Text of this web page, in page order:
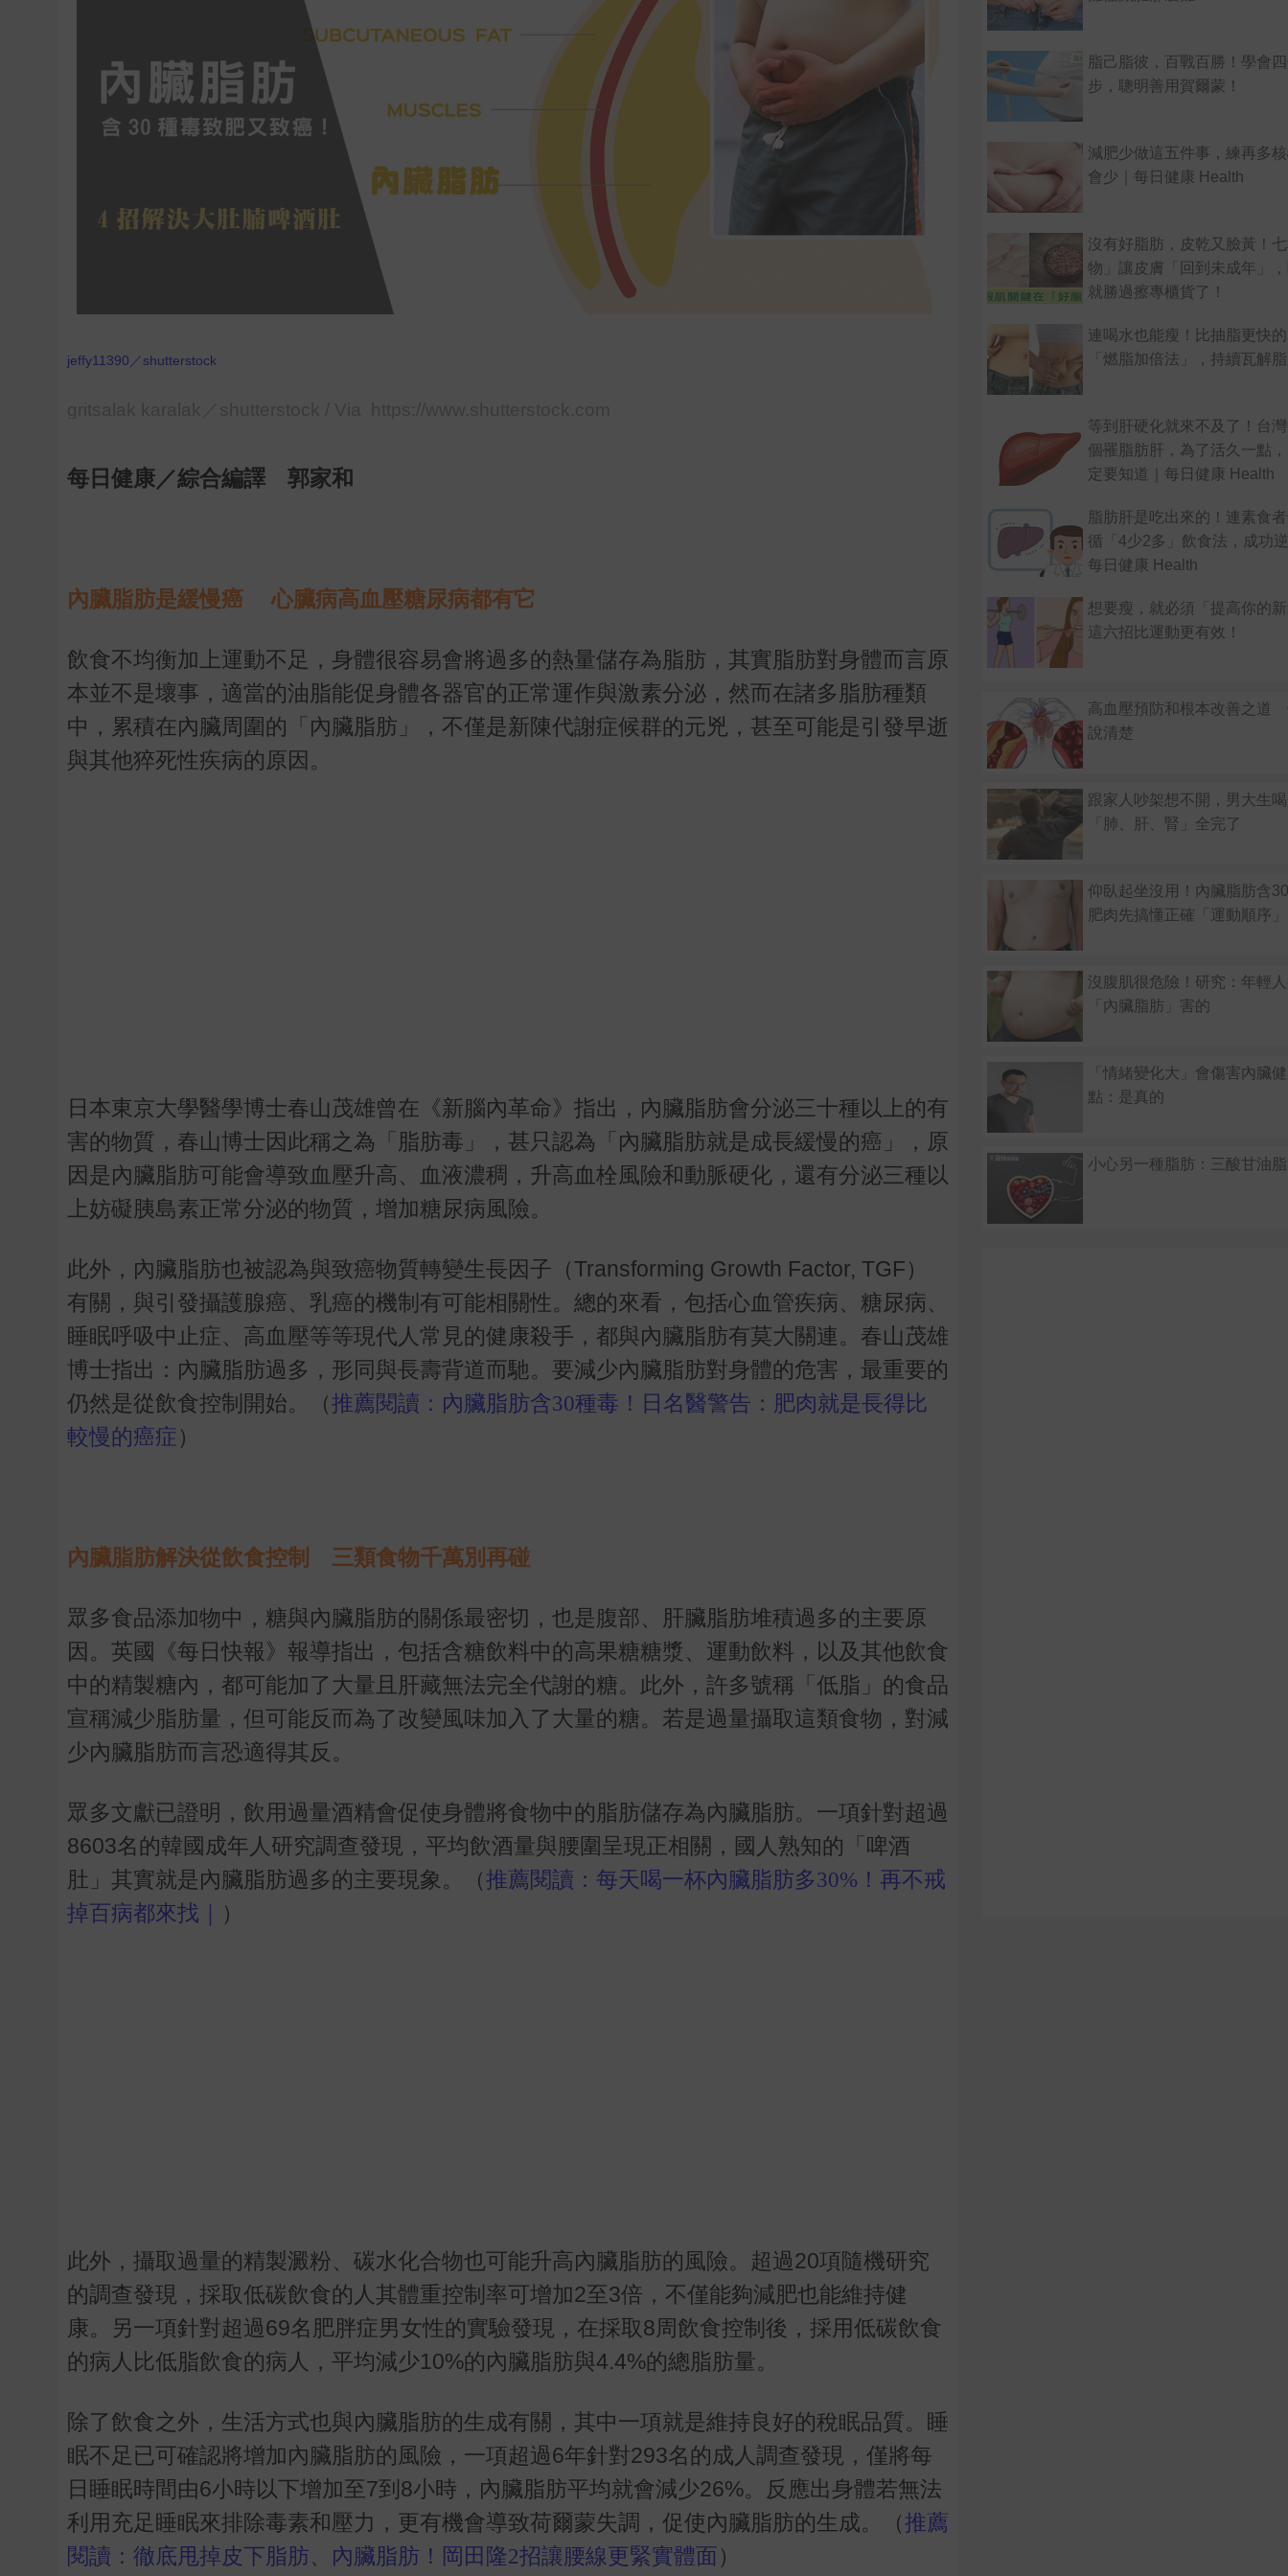
jeffy11390／shutterstock
每日健康／綜合編譯 郭家和
內臟脂肪是緩慢癌 心臟病高血壓糖尿病都有它
飲食不均衡加上運動不足，身體很容易會將過多的熱量儲存為脂肪，其實脂肪對身體而言原
本並不是壞事，適當的油脂能促身體各器官的正常運作與激素分泌，然而在諸多脂肪種類
中，累積在內臟周圍的「內臟脂肪」，不僅是新陳代謝症候群的元兇，甚至可能是引發早逝
與其他猝死性疾病的原因。
日本東京大學醫學博士春山茂雄曾在《新腦內革命》指出，內臟脂肪會分泌三十種以上的有
害的物質，春山博士因此稱之為「脂肪毒」，甚只認為「內臟脂肪就是成長緩慢的癌」，原
因是內臟脂肪可能會導致血壓升高、血液濃稠，升高血栓風險和動脈硬化，還有分泌三種以
上妨礙胰島素正常分泌的物質，增加糖尿病風險。
此外，內臟脂肪也被認為與致癌物質轉變生長因子（Transforming Growth Factor, TGF）
有關，與引發攝護腺癌、乳癌的機制有可能相關性。總的來看，包括心血管疾病、糖尿病、
睡眠呼吸中止症、高血壓等等現代人常見的健康殺手，都與內臟脂肪有莫大關連。春山茂雄
博士指出：內臟脂肪過多，形同與長壽背道而馳。要減少內臟脂肪對身體的危害，最重要的
仍然是從飲食控制開始。（推薦閱讀：內臟脂肪含30種毒！日名醫警告：肥肉就是長得比
較慢的癌症 ）
內臟脂肪解決從飲食控制 三類食物千萬別再碰
眾多食品添加物中，糖與內臟脂肪的關係最密切，也是腹部、肝臟脂肪堆積過多的主要原
因。英國《每日快報》報導指出，包括含糖飲料中的高果糖糖漿、運動飲料，以及其他飲食
中的精製糖內，都可能加了大量且肝藏無法完全代謝的糖。此外，許多號稱「低脂」的食品
宣稱減少脂肪量，但可能反而為了改變風味加入了大量的糖。若是過量攝取這類食物，對減
少內臟脂肪而言恐適得其反。
眾多文獻已證明，飲用過量酒精會促使身體將食物中的脂肪儲存為內臟脂肪。一項針對超過
8603名的韓國成年人研究調查發現，平均飲酒量與腰圍呈現正相關，國人熟知的「啤酒
肚」其實就是內臟脂肪過多的主要現象。
（推薦閱讀：每天喝一杯內臟脂肪多30%！再不戒
掉百病都來找｜ ）
此外，攝取過量的精製澱粉、碳水化合物也可能升高內臟脂肪的風險。超過20項隨機研究
的調查發現，採取低碳飲食的人其體重控制率可增加2至3倍，不僅能夠減肥也能維持健
康。另一項針對超過69名肥胖症男女性的實驗發現，在採取8 周飲食控制後，採用低碳飲食
的病人比低脂飲食的病人，平均減少10%的內臟脂肪與4.4%的總脂肪量。
除了飲食之外，生活方式也與內臟脂肪的生成有關，其中一項就是維持良好的稅眠品質。睡
眠不足已可確認將增加內臟脂肪的風險，一項超過6年針對293名的成人調查發現，僅將每
日睡眠時間由6小時以下增加至7到 8小時，內臟脂肪平均就會減少26%。反應出身體若無法
利用充足睡眠來排除毒素和壓力，更有機會導致荷爾蒙失調，促使內臟脂肪的生成。
（推薦
閱讀：徹底甩掉皮下脂肪、內臟脂肪！岡田隆2招讓腰線更緊實體面）
脂己脂彼，百戰百勝！學會
步，聰明善用賀爾蒙！
減肥少做這五件事，練再多
會少｜每日健康 Health
沒有好脂肪，皮乾又臉黃！
物」讓皮膚「回到未成年」
就勝過擦專櫃貨了！
連喝水也能瘦！比抽脂更快
「燃脂加倍法」，持續瓦解
等到肝硬化就來不及了！台
個罹脂肪肝，為了活久一點
定要知道｜每日健康 Health
脂肪肝是吃出來的！連素食
循「4少2多」飲食法，成功
每日健康 Health
想要瘦，就必須「提高你的
這六招比運動更有效！
高血壓預防和根本改善之道
說清楚
跟家人吵架想不開，男大生
「肺、肝、腎」全完了
仰臥起坐沒用！內臟脂肪含
肥肉先搞懂正確「運動順序」
沒腹肌很危險！研究：年輕
「內臟脂肪」害的
「情緒變化大」會傷害內臟
點：是真的
小心另一種脂肪：三酸甘油脂